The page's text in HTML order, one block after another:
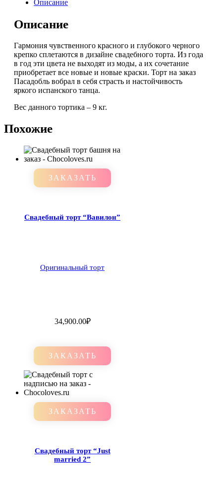
Описание
Описание
Гармония чувственного красного и глубокого черного
крепко сплетаются в дизайне свадебного торта. Из года
в год эти цвета не выходят из моды, а их сочетание
приобретает все новые и новые краски. Торт на заказ
Пасадобль вобрал в себя страсть и настойчивость
яркого испанского танца.
Вес данного тортика – 9 кг.
Похожие
ЗАКАЗАТЬ
Свадебный торт “Вавилон”
Оригинальный торт
34,900.00₽
ЗАКАЗАТЬ
ЗАКАЗАТЬ
Свадебный торт “Just
married 2”